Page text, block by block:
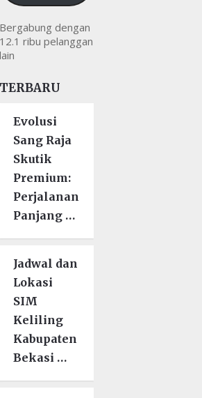
Bergabung dengan
12.1 ribu pelanggan
lain
TERBARU
Evolusi
Sang Raja
Skutik
Premium:
Perjalanan
Panjang …
Jadwal dan
Lokasi
SIM
Keliling
Kabupaten
Bekasi …